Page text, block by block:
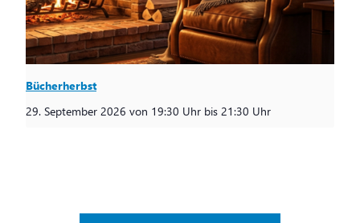
Bücherherbst
29. September 2026 von 19:30 Uhr bis 21:30 Uhr